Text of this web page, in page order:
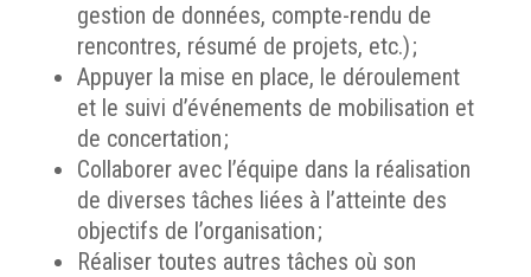
gestion de données, compte-rendu de
rencontres, résumé de projets, etc.) ;
Appuyer la mise en place, le déroulement
et le suivi d’événements de mobilisation et
de concertation ;
Collaborer avec l’équipe dans la réalisation
de diverses tâches liées à l’atteinte des
objectifs de l’organisation ;
Réaliser toutes autres tâches où son